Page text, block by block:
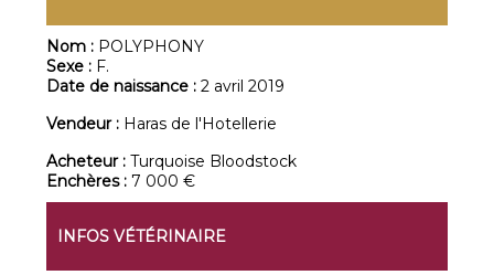
Nom : POLYPHONY
Sexe : F.
Date de naissance :2 avril 2019
Vendeur : Haras de l'Hotellerie
Acheteur :Turquoise Bloodstock
Enchères :7 000 €
INFOS VÉTÉRINAIRE